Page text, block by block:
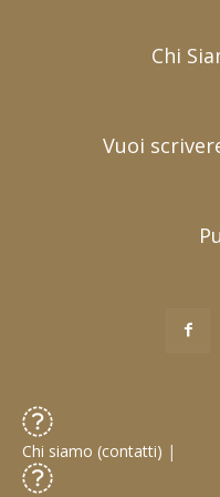
Chi
Vuoi
Chi siamo (contatti) |